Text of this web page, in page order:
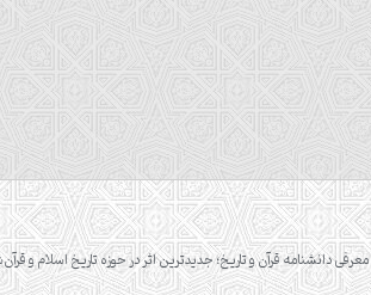
معرفی دانشنامه قرآن و تاریخ؛ جدیدترین اثر در حوزه تاریخ اسلام و